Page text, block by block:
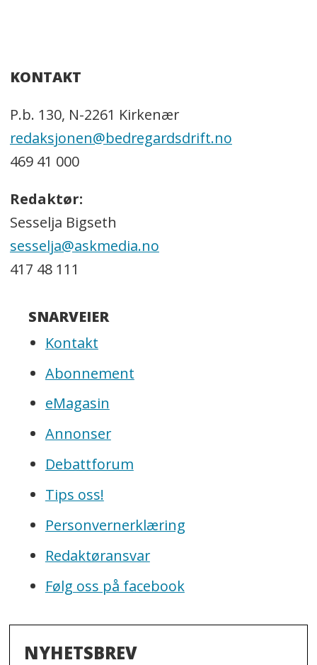
KONTAKT
P.b. 130, N-2261 Kirkenær
redaksjonen@bedregardsdrift.no
469 41 000
Redaktør:
Sesselja Bigseth
sesselja@askmedia.no
417 48 111
SNARVEIER
Kontakt
Abonnement
eMagasin
Annonser
Debattforum
Tips oss!
Personvernerklæring
Redaktøransvar
Følg oss på facebook
NYHETSBREV